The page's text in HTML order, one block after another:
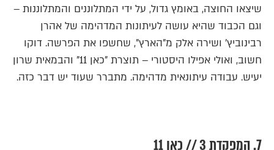
שיצאו החוצה, באומץ גדול, על ידי המתלוננים והמתלוננות –
וגם הכבוד שהיא עושה לעיתונות המדהימה של אהרן
רבינוביץ' ושירה אלק מ"הארץ", שחשפו את הפרשה. דוקו
חשוב, ואולי אפילו היסטורי – תוצרת "כאן 11" והבמאית שרון
יעיש. עבודה עיתונאית מדהימה. מתברר שעוד יש דבר כזה.
7. המפקדת 3 // כאן 11